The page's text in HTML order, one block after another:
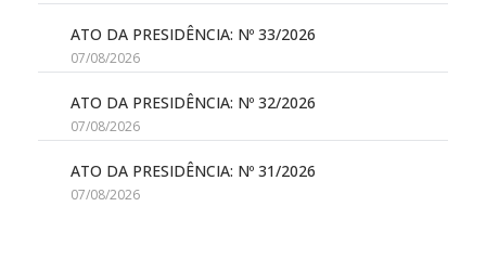
ATO DA PRESIDÊNCIA: Nº 33/2026
07/08/2026
ATO DA PRESIDÊNCIA: Nº 32/2026
07/08/2026
ATO DA PRESIDÊNCIA: Nº 31/2026
07/08/2026